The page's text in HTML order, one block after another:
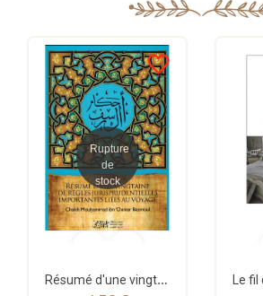
favorite_border
Rupture
de
stock
Résumé d'une vingtaine de règles jurisprudentielles liées au voyage - Bazmoul - Héritage...